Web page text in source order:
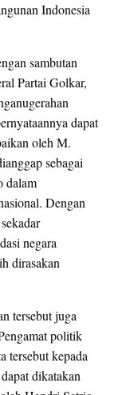
Indonesia
sambutan
Partai Golkar,
dapat
oleh M.
sebagai
dalam
Dengan
negara
dirasakan
tersebut juga
politik
tersebut kepada
dikatakan